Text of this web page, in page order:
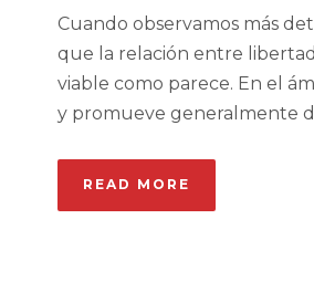
Cuando observamos más
que la relación entre
viable como parece. En el
y promueve generalmente
READ MORE